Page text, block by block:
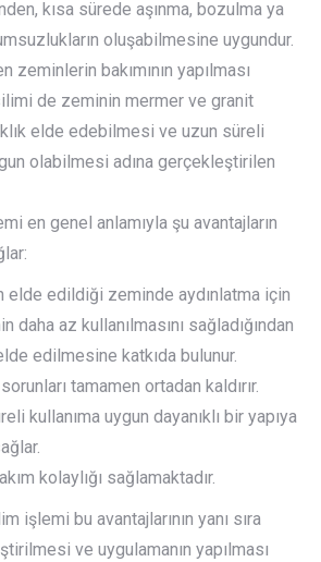
kısa sürede aşınma, bozulma ya
oluşabilmesine uygundur.
zeminlerin bakımının yapılması
de zeminin mermer ve granit
elde edebilmesi ve uzun süreli
olabilmesi adına gerçekleştirilen
en genel anlamıyla şu avantajların
elde edildiği zeminde aydınlatma için
daha az kullanılmasını sağladığından
edilmesine katkıda bulunur.
tamamen ortadan kaldırır.
kullanıma uygun dayanıklı bir yapıya
kolaylığı sağlamaktadır.
işlemi bu avantajlarının yanı sıra
ve uygulamanın yapılması